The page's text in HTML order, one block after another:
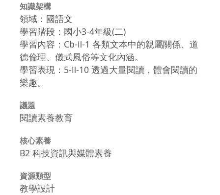
知識架構
領域：國語文
學習階段：國小3-4年級(二)
學習內容：Cb-Ⅱ-1 各類文本中的親屬關係、道
德倫理、儀式風俗等文化內涵。
學習表現：5-Ⅱ-10 透過大量閱讀，體會閱讀的
樂趣。
議題
閱讀素養教育
核心素養
B2 科技資訊與媒體素養
資源類型
教學設計